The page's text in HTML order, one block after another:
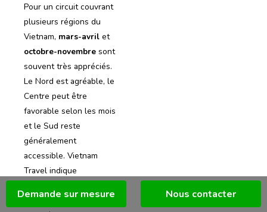
Pour un circuit couvrant
plusieurs régions du
Vietnam, mars-avril et
octobre-novembre sont
souvent très appréciés.
Le Nord est agréable, le
Centre peut être
favorable selon les mois
et le Sud reste
généralement
accessible. Vietnam
Travel indique
est souvent agréable
Demande sur mesure Nous contacter